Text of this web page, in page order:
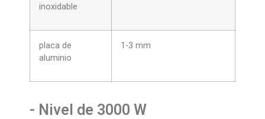
inoxidable
placa de
aluminio
1-3 mm
- Nivel de 3000 W